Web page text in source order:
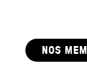
NOS